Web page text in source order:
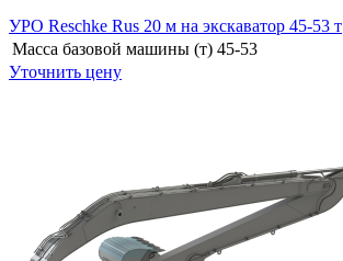
УРО Reschke Rus 20 м на экскаватор 45-53 т
Масса базовой машины (т) 45-53
Уточнить цену